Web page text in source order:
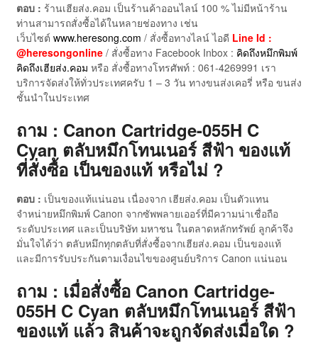
ตอบ : ร้านเฮียส่ง.คอม เป็นร้านค้าออนไลน์ 100 % ไม่มีหน้าร้าน
ท่านสามารถสั่งซื้อได้ในหลายช่องทาง เช่น
เว็บไซต์ www.heresong.com / สั่งซื้อทางไลน์ ไอดี Line Id :
@heresongonline / สั่งซื้อทาง Facebook Inbox : คิดถึงหมึกพิมพ์
คิดถึงเฮียส่ง.คอม หรือ สั่งซื้อทางโทรศัพท์ : 061-4269991 เรา
บริการจัดส่งให้ทั่วประเทศครับ 1 – 3 วัน ทางขนส่งเคอรี่ หรือ ขนส่ง
ชั้นนำในประเทศ
ถาม : Canon Cartridge-055H C
Cyan ตลับหมึกโทนเนอร์ สีฟ้า ของแท้
ที่สั่งซื้อ เป็นของแท้ หรือไม่ ?
ตอบ : เป็นของแท้แน่นอน เนื่องจาก เฮียส่ง.คอม เป็นตัวแทน
จำหน่ายหมึกพิมพ์ Canon จากซัพพลายเออร์ที่มีความน่าเชื่อถือ
ระดับประเทศ และเป็นบริษัท มหาชน ในตลาดหลักทรัพย์ ลูกค้าจึง
มั่นใจได้ว่า ตลับหมึกทุกตลับที่สั่งซื้อจากเฮียส่ง.คอม เป็นของแท้
และมีการรับประกันตามเงื่อนไขของศูนย์บริการ Canon แน่นอน
ถาม : เมื่อสั่งซื้อ Canon Cartridge-
055H C Cyan ตลับหมึกโทนเนอร์ สีฟ้า
ของแท้ แล้ว สินค้าจะถูกจัดส่งเมื่อใด ?